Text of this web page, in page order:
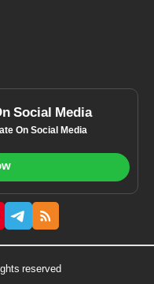
Social Media
On Social Media
reserved